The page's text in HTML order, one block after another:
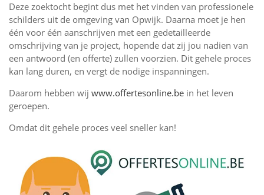
Deze zoektocht begint dus met het vinden van professionele
schilders uit de omgeving van Opwijk. Daarna moet je hen
één voor één aanschrijven met een gedetailleerde
omschrijving van je project, hopende dat zij jou nadien van
een antwoord (en offerte) zullen voorzien. Dit gehele proces
kan lang duren, en vergt de nodige inspanningen.
Daarom hebben wij www.offertesonline.be in het leven
geroepen.
Omdat dit gehele proces veel sneller kan!